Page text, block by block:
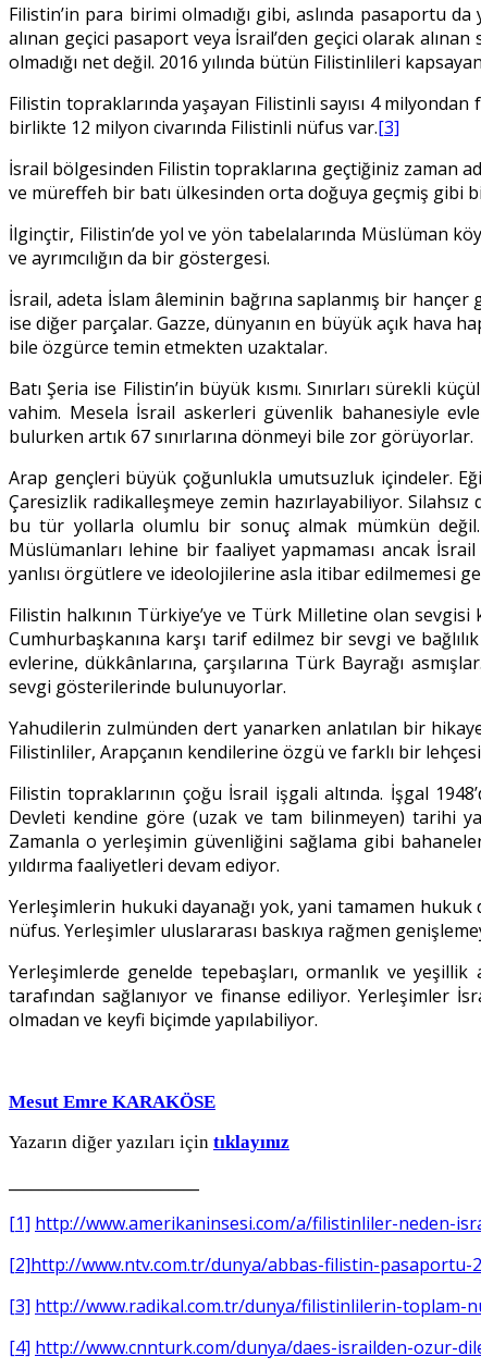
Filistin’in para birimi olmadığı gibi, aslında pasaportu
alınan geçici pasaport veya İsrail’den geçici olarak
olmadığı net değil. 2016 yılında bütün Filistinlileri
Filistin topraklarında yaşayan Filistinli sayısı 4
birlikte 12 milyon civarında Filistinli nüfus var.[3]
İsrail bölgesinden Filistin topraklarına geçtiğiniz zaman
ve müreffeh bir batı ülkesinden orta doğuya geçmiş gibi
İlginçtir, Filistin’de yol ve yön tabelalarında Müslüman
ve ayrımcılığın da bir göstergesi.
İsrail, adeta İslam âleminin bağrına saplanmış bir
ise diğer parçalar. Gazze, dünyanın en büyük açık hava
bile özgürce temin etmekten uzaktalar.
Batı Şeria ise Filistin’in büyük kısmı. Sınırları sürekli
vahim. Mesela İsrail askerleri güvenlik bahanesiyle
bulurken artık 67 sınırlarına dönmeyi bile zor görüyorlar.
Arap gençleri büyük çoğunlukla umutsuzluk içindeler.
Çaresizlik radikalleşmeye zemin hazırlayabiliyor.
bu tür yollarla olumlu bir sonuç almak mümkün değil.
Müslümanları lehine bir faaliyet yapmaması ancak
yanlısı örgütlere ve ideolojilerine asla itibar edilmemesi
Filistin halkının Türkiye’ye ve Türk Milletine olan
Cumhurbaşkanına karşı tarif edilmez bir sevgi ve
evlerine, dükkânlarına, çarşılarına Türk Bayrağı
sevgi gösterilerinde bulunuyorlar.
Yahudilerin zulmünden dert yanarken anlatılan bir
Filistinliler, Arapçanın kendilerine özgü ve farklı bir
Filistin topraklarının çoğu İsrail işgali altında. İşgal
Devleti kendine göre (uzak ve tam bilinmeyen) tarihi
Zamanla o yerleşimin güvenliğini sağlama gibi
yıldırma faaliyetleri devam ediyor.
Yerleşimlerin hukuki dayanağı yok, yani tamamen hukuk
nüfus. Yerleşimler uluslararası baskıya rağmen
Yerleşimlerde genelde tepebaşları, ormanlık ve
tarafından sağlanıyor ve finanse ediliyor. Yerleşimler
olmadan ve keyfi biçimde yapılabiliyor.
Mesut Emre KARAKÖSE
Yazarın diğer yazıları için tıklayınız
[1] http://www.amerikaninsesi.com/a/filistinliler-neden-
[2]http://www.ntv.com.tr/dunya/abbas-filistin-pasaportu-
[3] http://www.radikal.com.tr/dunya/filistinlilerin-toplam-
[4] http://www.cnnturk.com/dunya/daes-israilden-ozur-